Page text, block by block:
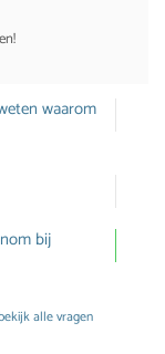
waarom
bij
alle vragen